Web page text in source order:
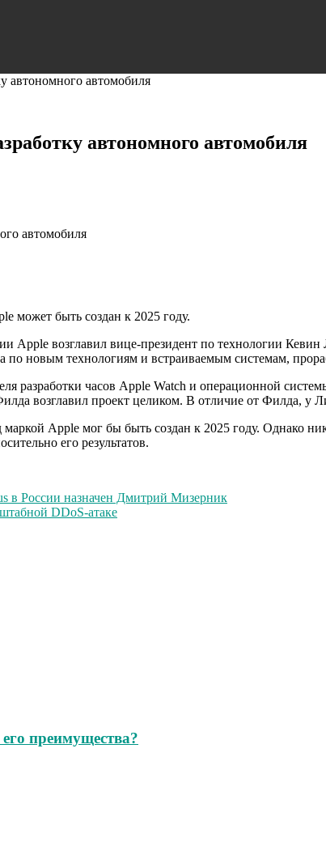
автономного автомобиля
автономного автомобиля
может быть создан к 2025 году.
Apple возглавил вице-президент по технологии
новым технологиям и встраиваемым системам,
разработки часов Apple Watch и операционной
возглавил проект целиком. В отличие от Филда,
Apple мог бы быть создан к 2025 году. Однако
его результатов.
в России назначен Дмитрий Мизерник
DDoS-атаке
преимущества?